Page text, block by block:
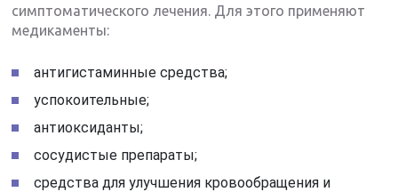
симптоматического лечения. Для этого применяют
медикаменты:
антигистаминные средства;
успокоительные;
антиоксиданты;
сосудистые препараты;
средства для улучшения кровообращения и